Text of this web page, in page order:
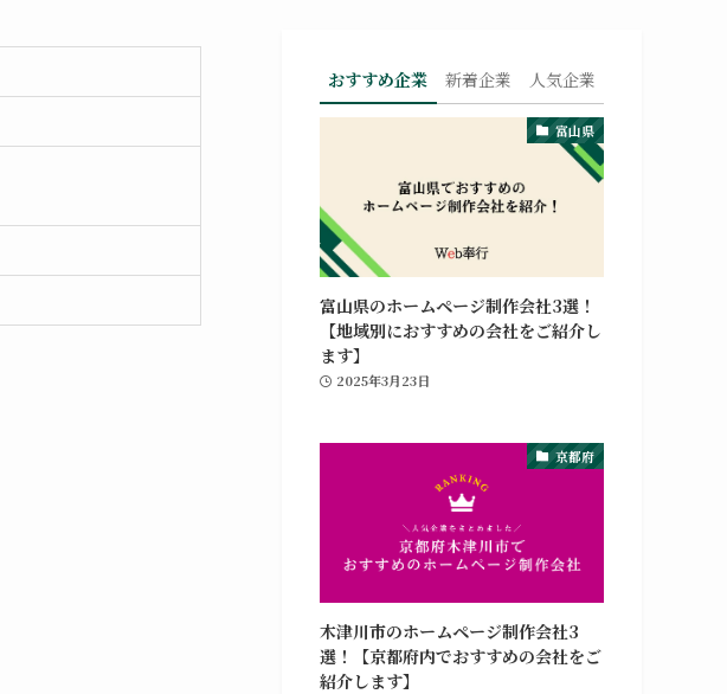
おすすめ企業 新着企業 人気企業
富山県
富山県のホームページ制作会社3選！
【地域別におすすめの会社をご紹介し
ます】
2025年3月23日
京都府
木津川市のホームページ制作会社3
選！【京都府内でおすすめの会社をご
紹介します】